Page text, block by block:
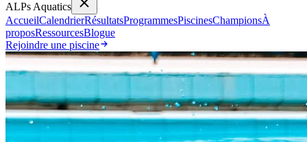
ALPs Aquatics
AccueilCalendrierRésultatsProgrammesPiscinesChampionsÀ
proposRessourcesBlogue
Rejoindre une piscine